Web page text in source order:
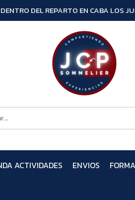
DEL REPARTO EN CABA LOS
ACTIVIDADES ENVIOS